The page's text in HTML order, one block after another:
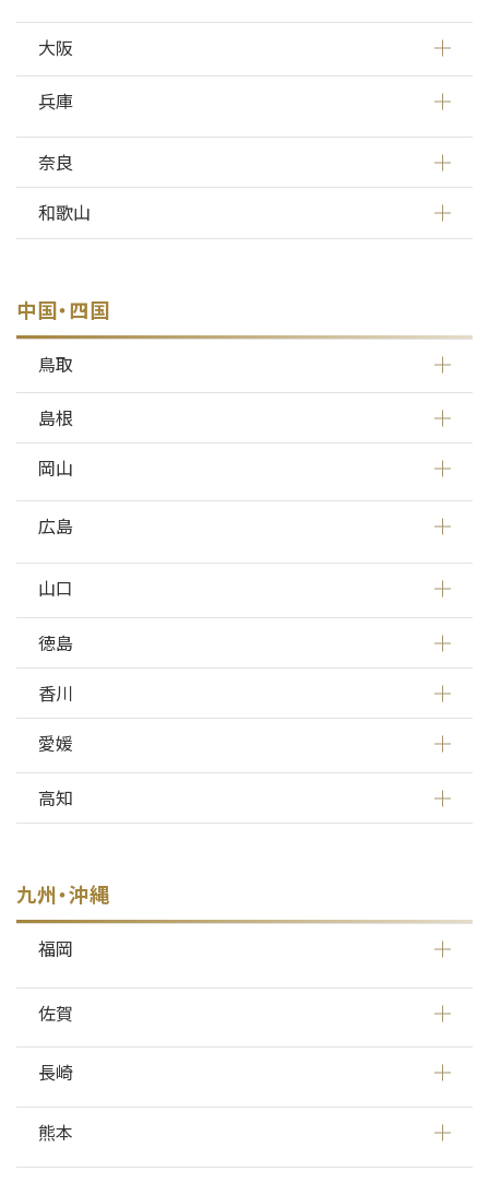
大阪
兵庫
奈良
和歌山
中国・四国
鳥取
島根
岡山
広島
山口
徳島
香川
愛媛
高知
九州・沖縄
福岡
佐賀
長崎
熊本